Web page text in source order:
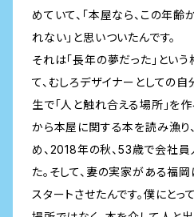
めていて、「本屋なら、この年
れない」と思いついたんです。
それは「長年の夢だった」とい
て、むしろデザイナーとしての
生で「人と触れ合える場所」を
から本屋に関する本を読み漁り
め、2018年の秋、53歳で会社
た。そして、妻の実家がある福岡
スタートさせたんです。僕にとっ